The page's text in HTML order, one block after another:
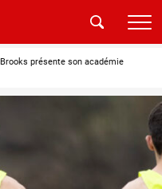
Brooks présente son académie